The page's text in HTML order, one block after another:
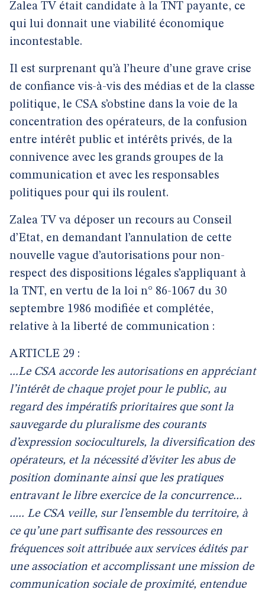
Zalea TV était candidate à la TNT payante, ce
qui lui donnait une viabilité économique
incontestable.
Il est surprenant qu’à l’heure d’une grave crise
de confiance vis-à-vis des médias et de la classe
politique, le CSA s’obstine dans la voie de la
concentration des opérateurs, de la confusion
entre intérêt public et intérêts privés, de la
connivence avec les grands groupes de la
communication et avec les responsables
politiques pour qui ils roulent.
Zalea TV va déposer un recours au Conseil
d’Etat, en demandant l’annulation de cette
nouvelle vague d’autorisations pour non-
respect des dispositions légales s’appliquant à
la TNT, en vertu de la loi n° 86-1067 du 30
septembre 1986 modifiée et complétée,
relative à la liberté de communication :
ARTICLE 29 :
...Le CSA accorde les autorisations en appréciant
l’intérêt de chaque projet pour le public, au
regard des impératifs prioritaires que sont la
sauvegarde du pluralisme des courants
d’expression socioculturels, la diversification des
opérateurs, et la nécessité d’éviter les abus de
position dominante ainsi que les pratiques
entravant le libre exercice de la concurrence...
..... Le CSA veille, sur l’ensemble du territoire, à
ce qu’une part suffisante des ressources en
fréquences soit attribuée aux services édités par
une association et accomplissant une mission de
communication sociale de proximité, entendue